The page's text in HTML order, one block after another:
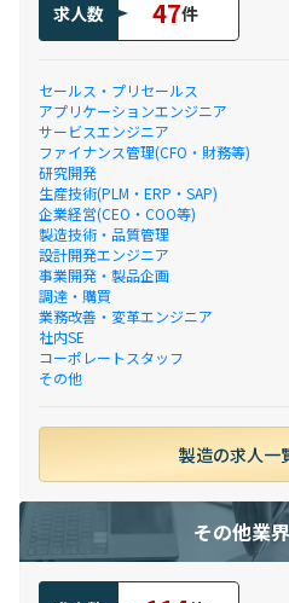
求人数 47件
セールス・プリセールス
アプリケーションエンジニア
サービスエンジニア
ファイナンス管理(CFO・財務等)
研究開発
生産技術(PLM・ERP・SAP)
企業経営(CEO・COO等)
製造技術・品質管理
設計開発エンジニア
事業開発・製品企画
調達・購買
業務改善・変革エンジニア
社内SE
コーポレートスタッフ
その他
製造の求人一
その他業